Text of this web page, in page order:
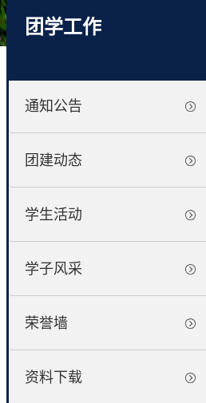
团学工作
通知公告
团建动态
学生活动
学子风采
荣誉墙
资料下载